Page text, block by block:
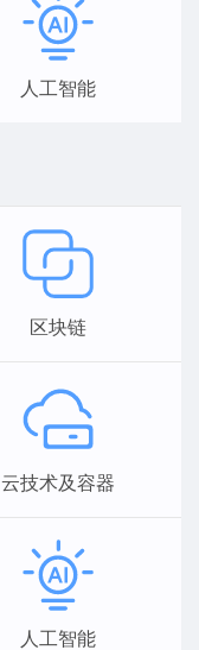
人工智能
区块链
云技术及容器
人工智能